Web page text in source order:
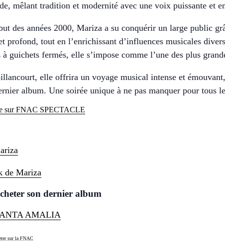
mêlant tradition et modernité avec une voix puissante et
des années 2000, Mariza a su conquérir un large public
profond, tout en l’enrichissant d’influences musicales
guichets fermés, elle s’impose comme l’une des plus
elle offrira un voyage musical intense et
album. Une soirée unique à ne pas manquer pour tous
sur FNAC SPECTACLE
de Mariza
son dernier album
sur la FNAC